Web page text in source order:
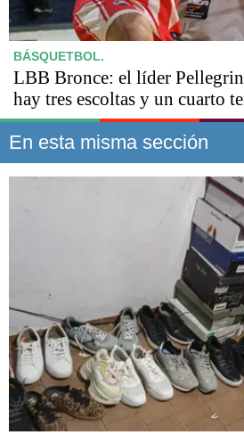
BÁSQUETBOL.
LBB Bronce: el líder
hay tres escoltas y un cuarto
En esta misma sección